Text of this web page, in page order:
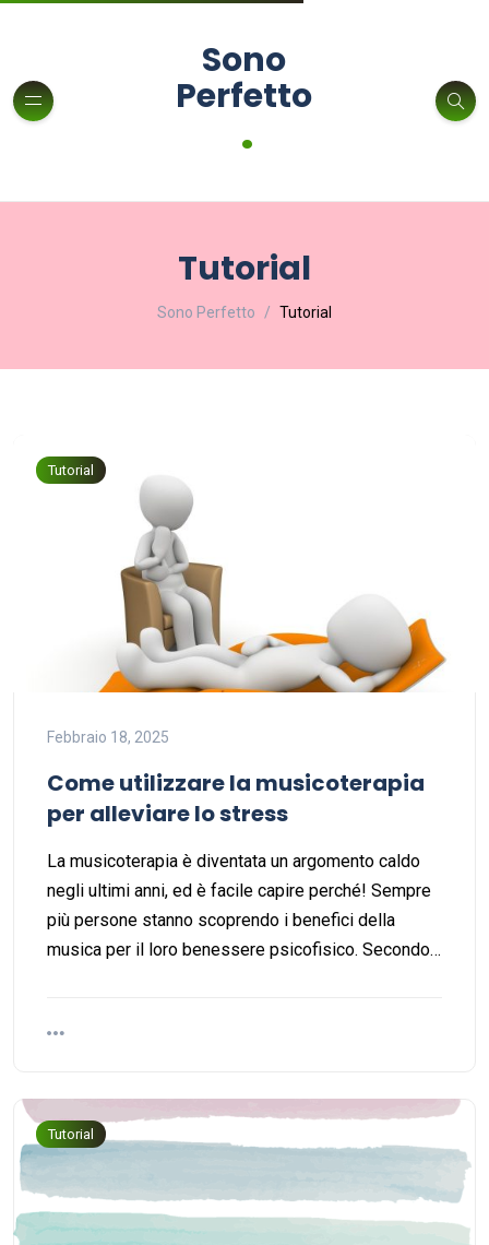
Sono
Perfetto
.
Tutorial
Sono Perfetto Tutorial
Tutorial
Febbraio 18, 2025
Come utilizzare la musicoterapia
per alleviare lo stress
La musicoterapia è diventata un argomento caldo
negli ultimi anni, ed è facile capire perché! Sempre
più persone stanno scoprendo i benefici della
musica per il loro benessere psicofisico. Secondo…
Tutorial